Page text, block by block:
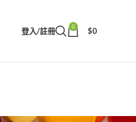
登入/註冊 0 $0